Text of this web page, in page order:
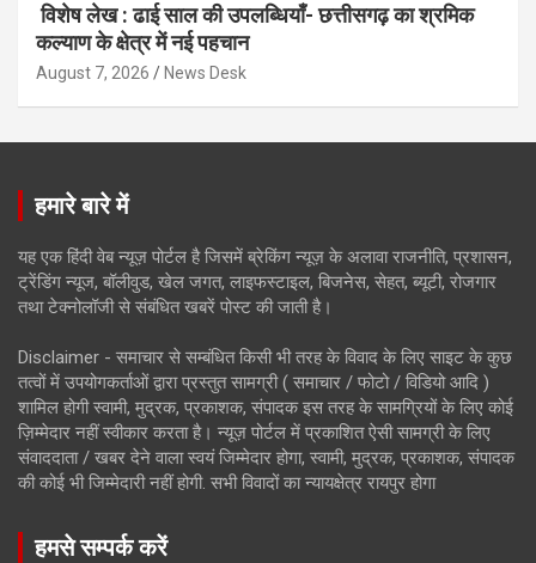
विशेष लेख : ढाई साल की उपलब्धियाँ- छत्तीसगढ़ का श्रमिक
कल्याण के क्षेत्र में नई पहचान
August 7, 2026 News Desk
हमारे बारे में
यह एक हिंदी वेब न्यूज़ पोर्टल है जिसमें ब्रेकिंग न्यूज़ के अलावा राजनीति, प्रशासन,
ट्रेंडिंग न्यूज, बॉलीवुड, खेल जगत, लाइफस्टाइल, बिजनेस, सेहत, ब्यूटी, रोजगार
तथा टेक्नोलॉजी से संबंधित खबरें पोस्ट की जाती है।
Disclaimer - समाचार से सम्बंधित किसी भी तरह के विवाद के लिए साइट के कुछ
तत्वों में उपयोगकर्ताओं द्वारा प्रस्तुत सामग्री ( समाचार / फोटो / विडियो आदि )
शामिल होगी स्वामी, मुद्रक, प्रकाशक, संपादक इस तरह के सामग्रियों के लिए कोई
ज़िम्मेदार नहीं स्वीकार करता है। न्यूज़ पोर्टल में प्रकाशित ऐसी सामग्री के लिए
संवाददाता / खबर देने वाला स्वयं जिम्मेदार होगा, स्वामी, मुद्रक, प्रकाशक, संपादक
की कोई भी जिम्मेदारी नहीं होगी. सभी विवादों का न्यायक्षेत्र रायपुर होगा
हमसे सम्पर्क करें